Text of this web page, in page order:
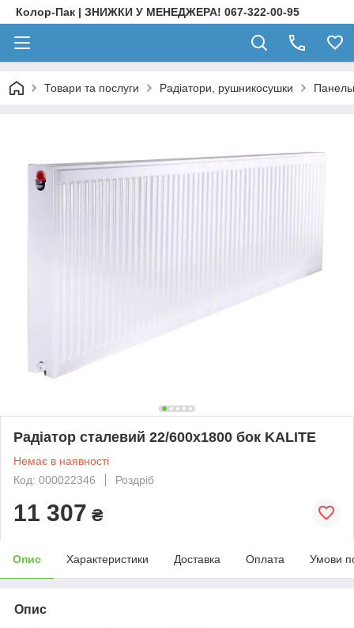
Колор-Пак | ЗНИЖКИ У МЕНЕДЖЕРА! 067-322-00-95
Товари та послуги Радіатори, рушникосушки
Радіатор сталевий 22/600х1800 бок KALITE
Немає в наявності
Код: 000022346
Роздріб
11 307 ₴
Опис Характеристики Доставка Оплата Умови
Опис